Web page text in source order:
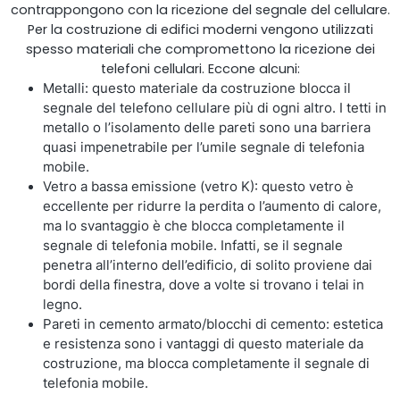
StellaPlanner
Pianificatore di installazione online
Shark
contrappongono con la ricezione del segnale del cellulare.
Per la costruzione di edifici moderni vengono utilizzati
spesso materiali che compromettono la ricezione dei
telefoni cellulari. Eccone alcuni:
Metalli: questo materiale da costruzione blocca il
segnale del telefono cellulare più di ogni altro. I tetti in
metallo o l’isolamento delle pareti sono una barriera
quasi impenetrabile per l’umile segnale di telefonia
mobile.
Vetro a bassa emissione (vetro K): questo vetro è
eccellente per ridurre la perdita o l’aumento di calore,
ma lo svantaggio è che blocca completamente il
segnale di telefonia mobile. Infatti, se il segnale
penetra all’interno dell’edificio, di solito proviene dai
bordi della finestra, dove a volte si trovano i telai in
legno.
Pareti in cemento armato/blocchi di cemento: estetica
e resistenza sono i vantaggi di questo materiale da
costruzione, ma blocca completamente il segnale di
telefonia mobile.